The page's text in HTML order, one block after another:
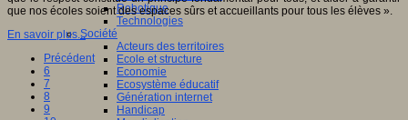
Robotique
Technologies
Société
Acteurs des territoires
Ecole et structure
Economie
Ecosystème éducatif
Génération internet
Handicap
que nos écoles soient des espaces sûrs et accueillants pour tous les élèves ».
En savoir plus...
Précédent
6
7
8
9